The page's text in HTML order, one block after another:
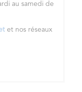
au samedi de
et nos réseaux